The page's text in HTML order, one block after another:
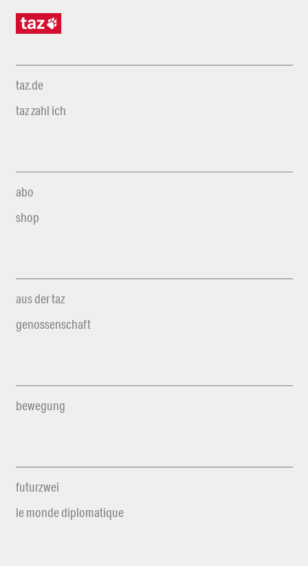
taz.de
taz zahl ich
abo
shop
aus der taz
genossenschaft
bewegung
futurzwei
le monde diplomatique